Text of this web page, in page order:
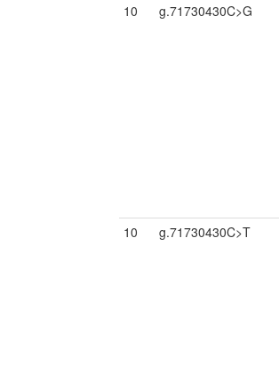
10 g.71730430C>G
10 g.71730430C>T